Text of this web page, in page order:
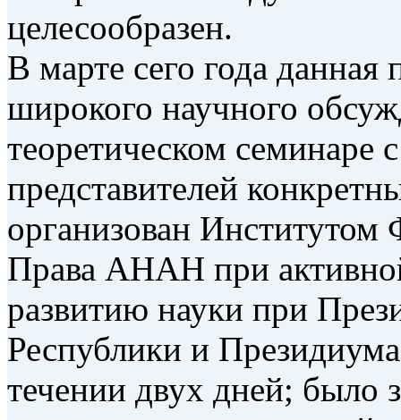
целесообразен.
В марте сего года
широкого научного
теоретическом семинаре
представителей
организован
Права АНАН при
развитию науки при
Республики и
течении двух дней; было